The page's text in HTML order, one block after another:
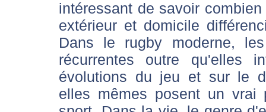
intéressant de savoir
extérieur et domicile
Dans le rugby moderne,
récurrentes outre qu'elles
évolutions du jeu et sur le
elles mêmes posent un vrai